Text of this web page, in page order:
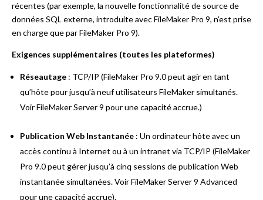
récentes (par exemple, la nouvelle fonctionnalité de source de
données SQL externe, introduite avec FileMaker Pro 9, n’est prise
en charge que par FileMaker Pro 9).
Exigences supplémentaires (toutes les plateformes)
Réseautage : TCP/IP (FileMaker Pro 9.0 peut agir en tant
qu’hôte pour jusqu’à neuf utilisateurs FileMaker simultanés.
Voir FileMaker Server 9 pour une capacité accrue.)
Publication Web Instantanée : Un ordinateur hôte avec un
accès continu à Internet ou à un intranet via TCP/IP (FileMaker
Pro 9.0 peut gérer jusqu’à cinq sessions de publication Web
instantanée simultanées. Voir FileMaker Server 9 Advanced
pour une capacité accrue).